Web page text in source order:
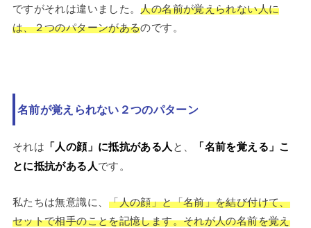
ですがそれは違いました。 人の名前が覚えられない人に
は、２つのパターンがあるのです。
名前が覚えられない２つのパターン
それは 「人の顔」に抵抗がある人と、
「名前を覚える」こ
とに抵抗がある人です。
私たちは無意識に、 「人の顔」と「名前」を結び付けて、
セットで相手のことを記憶します。それが人の名前を覚え